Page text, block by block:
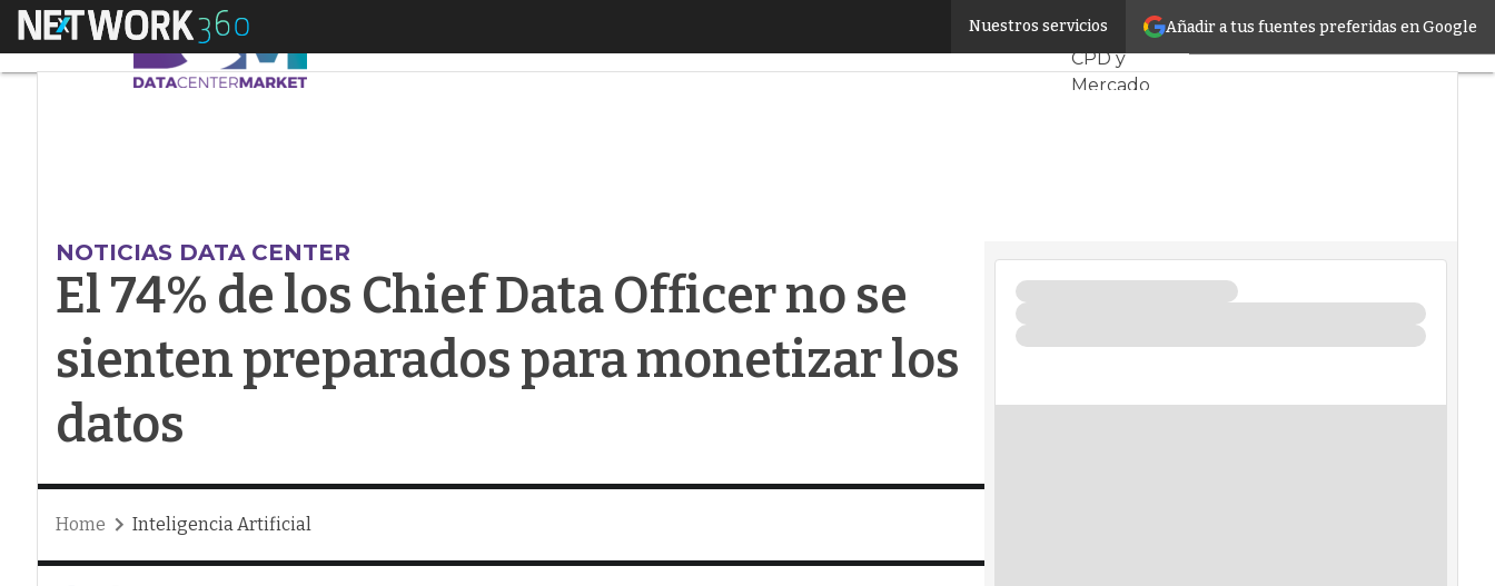
Añadir a tus fuentes preferidas en Google
Nuestros servicios
Menú El 74% de los Chief Data Officer no se sienten preparados para monetizar los datosServidores
CPD y
Mercado
Inteligencia
NOTICIAS DATA CENTER
El 74% de los Chief Data Officer no se
sienten preparados para monetizar los
datos
Home Inteligencia Artificial